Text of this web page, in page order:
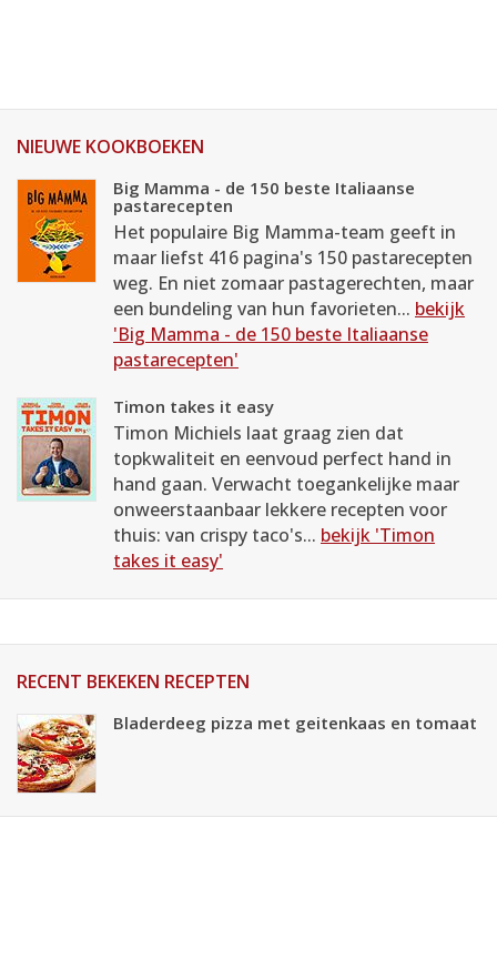
NIEUWE KOOKBOEKEN
Big Mamma - de 150 beste Italiaanse
pastarecepten
Het populaire Big Mamma-team geeft in
maar liefst 416 pagina's 150 pastarecepten
weg. En niet zomaar pastagerechten, maar
een bundeling van hun favorieten... bekijk
'Big Mamma - de 150 beste Italiaanse
pastarecepten'
Timon takes it easy
Timon Michiels laat graag zien dat
topkwaliteit en eenvoud perfect hand in
hand gaan. Verwacht toegankelijke maar
onweerstaanbaar lekkere recepten voor
thuis: van crispy taco's... bekijk 'Timon
takes it easy'
RECENT BEKEKEN RECEPTEN
Bladerdeeg pizza met geitenkaas en tomaat